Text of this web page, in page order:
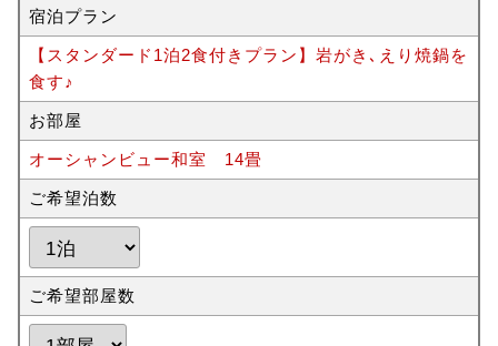
宿泊プラン
【スタンダード1泊2食付きプラン】岩がき､えり焼鍋を
食す♪
お部屋
オーシャンビュー和室 14畳
ご希望泊数
ご希望部屋数